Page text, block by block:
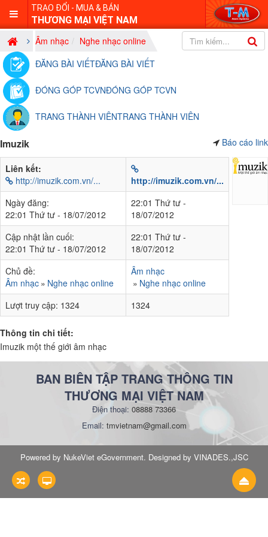
TRAO ĐỔI - MUA & BÁN
THƯƠNG MẠI VIỆT NAM
Âm nhạc
Nghe nhạc online
ĐĂNG BÀI VIẾTĐĂNG BÀI VIẾT
ĐÓNG GÓP TCVNĐÓNG GÓP TCVN
TRANG THÀNH VIÊNTRANG THÀNH VIÊN
Báo cáo link
Imuzik
Liên kết:
http://imuzik.com.vn/...
http://imuzik.com.vn/...
Ngày đăng:
22:01 Thứ tư - 18/07/2012
22:01 Thứ tư -
18/07/2012
Cập nhật lần cuối:
22:01 Thứ tư - 18/07/2012
22:01 Thứ tư -
18/07/2012
Chủ đề:
Âm nhạc
Nghe nhạc online
Âm nhạc
Nghe nhạc online
Lượt truy cập: 1324 1324
Thông tin chi tiết:
Imuzik một thế giới âm nhạc
BAN BIÊN TẬP TRANG THÔNG TIN
THƯƠNG MẠI VIỆT NAM
Điện thoại: 08888 73366
Email: tmvietnam@gmail.com
Powered by NukeViet eGovernment. Designed by VINADES.,JSC